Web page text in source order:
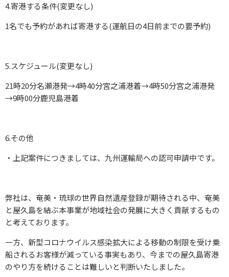
4.寄港する条件(変更なし)
1名でも予約があれば寄港する(運航日の4日前までの要予約)
5.スケジュール(変更なし)
21時20分名瀬港発→4時40分宮之浦港着→4時50分宮之浦港発
→9時00分鹿児島港着
6.その他
・上記案件につきましては、九州運輸局への認可申請中です。
弊社は、奄美・琉球の世界自然遺産登録が期待される中、奄美
と屋久島を結ぶ本事業が地域社会の発展に大きく貢献するもの
と考えております。
一方、新型コロナウイルス感染拡大による移動の制限を受け乗
船されるお客様が減っている事実もあり、今までの屋久島寄港
のやり方を続けることは難しいと判断いたしました。